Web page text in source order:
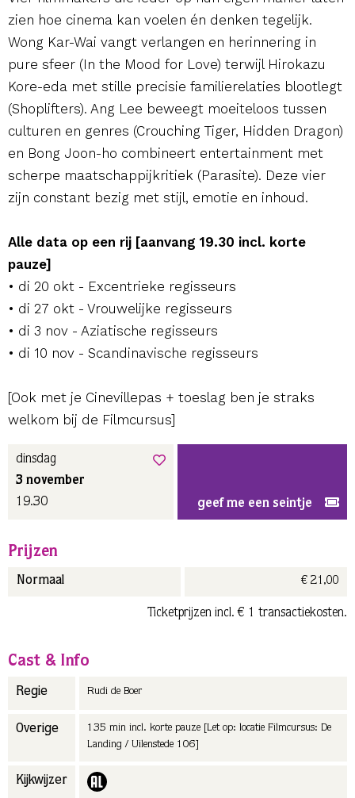
zien hoe cinema kan voelen én denken tegelijk.
Wong Kar-Wai vangt verlangen en herinnering in
pure sfeer (In the Mood for Love) terwijl Hirokazu
Kore-eda met stille precisie familierelaties blootlegt
(Shoplifters). Ang Lee beweegt moeiteloos tussen
culturen en genres (Crouching Tiger, Hidden Dragon)
en Bong Joon-ho combineert entertainment met
scherpe maatschappijkritiek (Parasite). Deze vier
zijn constant bezig met stijl, emotie en inhoud.
Alle data op een rij [aanvang 19.30 incl. korte
pauze]
• di 20 okt - Excentrieke regisseurs
• di 27 okt - Vrouwelijke regisseurs
• di 3 nov - Aziatische regisseurs
• di 10 nov - Scandinavische regisseurs
[Ook met je Cinevillepas + toeslag ben je straks
welkom bij de Filmcursus]
dinsdag
3 november
19.30
geef me een seintje
Prijzen
Normaal € 21,00
Ticketprijzen incl. € 1 transactiekosten.
Cast & Info
Regie Rudi de Boer
Overige
135 min incl. korte pauze [Let op: locatie Filmcursus: De
Landing / Uilenstede 106]
Kijkwijzer